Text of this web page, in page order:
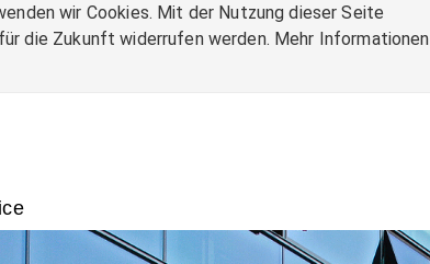
wir Cookies. Mit der Nutzung dieser Seite
die Zukunft widerrufen werden. Mehr Informationen